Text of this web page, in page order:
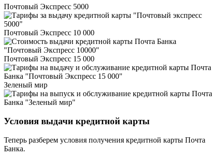
Почтовый Экспресс 5000
Почтовый Экспресс 10 000
Почтовый Экспресс 15 000
Зеленый мир
Условия выдачи кредитной карты
Теперь разберем условия получения кредитной карты Почта
Банка.